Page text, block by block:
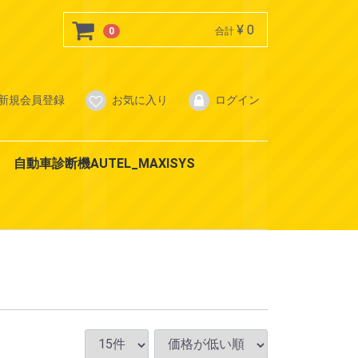
0 合計 ¥ 0
規会員登録 お気に入り ログイン
自動車診断機AUTEL_MAXISYS